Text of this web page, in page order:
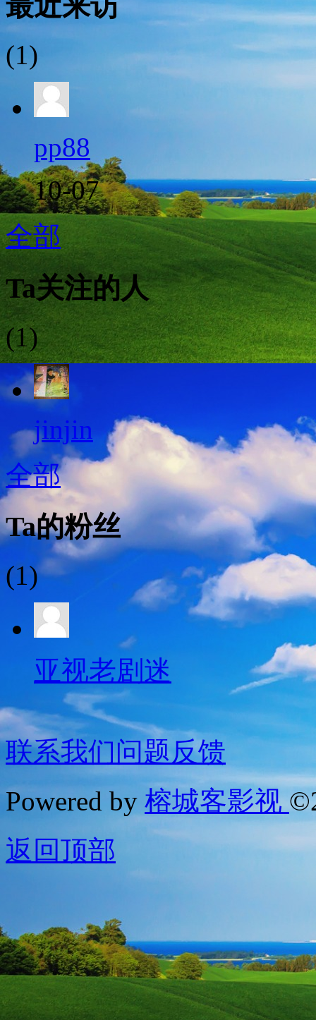
(1)
pp88
10-07
全部
Ta关注的人
(1)
jinjin
全部
Ta的粉丝
(1)
亚视老剧迷
联系我们问题反馈
Powered by 榕城客影视
返回顶部